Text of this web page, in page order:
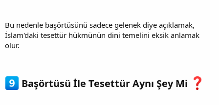
Bu nedenle başörtüsünü sadece gelenek diye açıklamak,
İslam'daki tesettür hükmünün dini temelini eksik anlamak
olur.
Başörtüsü İle Tesettür Aynı Şey Mi